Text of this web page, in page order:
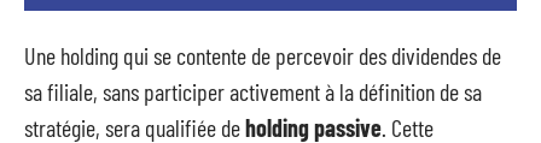
Une holding qui se contente de percevoir des dividendes de
sa filiale, sans participer activement à la définition de sa
stratégie, sera qualifiée deholding passive. Cette